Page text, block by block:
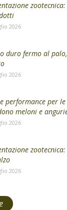
2026
duro fermo al
2026
performance per le
meloni e
2026
2026